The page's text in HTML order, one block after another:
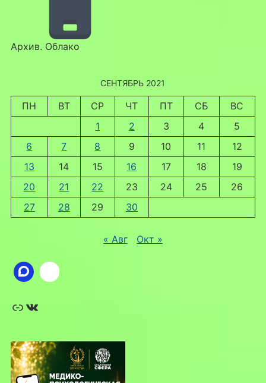
Архив. Облако
СЕНТЯБРЬ 2021
ПН ВТ СР ЧТ ПТ СБ
ВС
1
2 3 4
5
6
7 8 9 10 11
12
13
14 15 16 17 18
19
20
21 22 23 24 25
26
27
28 29 30
« Авг Окт »
Ссылка